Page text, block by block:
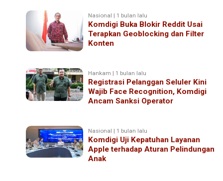
Nasional | 1 bulan lalu
Komdigi Buka Blokir Reddit Usai
Terapkan Geoblocking dan Filter
Konten
Hankam | 1 bulan lalu
Registrasi Pelanggan Seluler Kini
Wajib Face Recognition, Komdigi
Ancam Sanksi Operator
Nasional | 1 bulan lalu
Komdigi Uji Kepatuhan Layanan
Apple terhadap Aturan Pelindungan
Anak